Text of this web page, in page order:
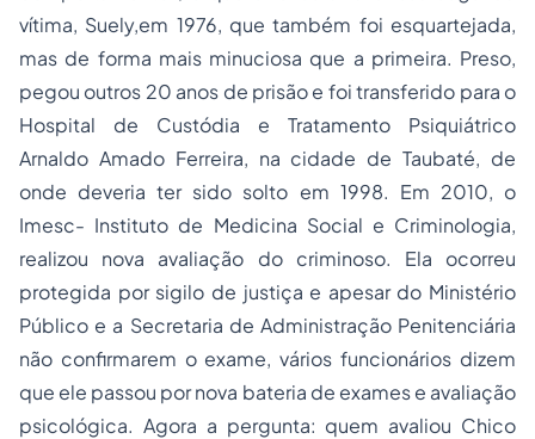
vítima, Suely,em 1976, que também foi esquartejada,
mas de forma mais minuciosa que a primeira. Preso,
pegou outros 20 anos de prisão e foi transferido para o
Hospital de Custódia e Tratamento Psiquiátrico
Arnaldo Amado Ferreira, na cidade de Taubaté, de
onde deveria ter sido solto em 1998. Em 2010, o
Imesc- Instituto de Medicina Social e Criminologia,
realizou nova avaliação do criminoso. Ela ocorreu
protegida por sigilo de justiça e apesar do Ministério
Público e a Secretaria de Administração Penitenciária
não confirmarem o exame, vários funcionários dizem
que ele passou por nova bateria de exames e avaliação
psicológica. Agora a pergunta: quem avaliou Chico